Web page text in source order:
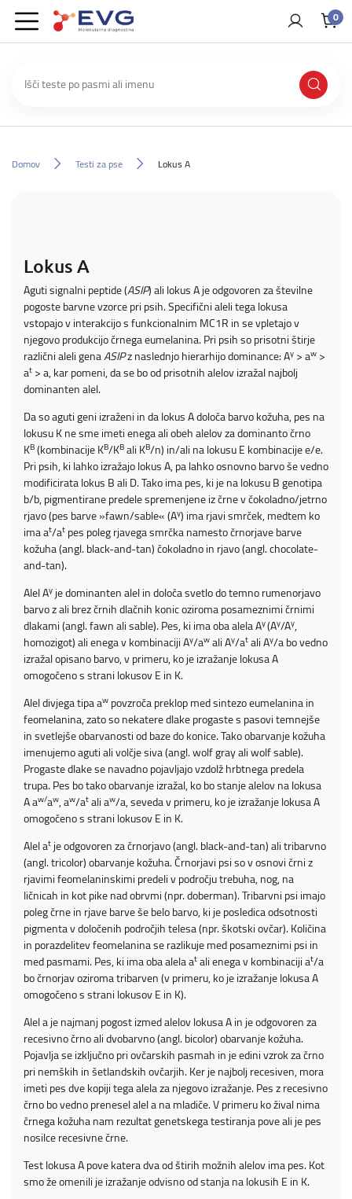
0
Domov Testi za pse Lokus A
Lokus A
Aguti signalni peptide (ASIP) ali lokus A je odgovoren za številne
pogoste barvne vzorce pri psih. Specifični aleli tega lokusa
vstopajo v interakcijo s funkcionalnim MC1R in se vpletajo v
njegovo produkcijo črnega eumelanina. Pri psih so prisotni štirje
različni aleli genaASIPz naslednjo hierarhijo dominance: Ay > aw >
at > a, kar pomeni, da se bo od prisotnih alelov izražal najbolj
dominanten alel.
Da so aguti geni izraženi in da lokus A določa barvo kožuha, pes na
lokusu K ne sme imeti enega ali obeh alelov za dominanto črno
KB(kombinacije KB/KBali KB/n) in/ali na lokusu E kombinacije e/e.
Pri psih, ki lahko izražajo lokus A, pa lahko osnovno barvo še vedno
modificirata lokus B ali D. Tako ima pes, ki je na lokusu B genotipa
b/b, pigmentirane predele spremenjene iz črne v čokoladno/jetrno
rjavo (pes barve »fawn/sable« (Ay) ima rjavi smrček, medtem ko
ima at/at pes poleg rjavega smrčka namesto črnorjave barve
kožuha (angl. black-and-tan) čokoladno in rjavo (angl. chocolate-
and-tan).
Alel Ayje dominanten alel in določa svetlo do temno rumenorjavo
barvo z ali brez črnih dlačnih konic oziroma posameznimi črnimi
dlakami (angl. fawn ali sable). Pes, ki ima oba alela Ay(Ay/Ay,
homozigot) ali enega v kombinaciji Ay/awali Ay/atali Ay/a bo vedno
izražal opisano barvo, v primeru, ko je izražanje lokusa A
omogočeno s strani lokusov E in K.
Alel divjega tipa aw povzroča preklop med sintezo eumelanina in
feomelanina, zato so nekatere dlake progaste s pasovi temnejše
in svetlejše obarvanosti od baze do konice. Tako obarvanje kožuha
imenujemo aguti ali volčje siva (angl. wolf gray ali wolf sable).
Progaste dlake se navadno pojavljajo vzdolž hrbtnega predela
trupa. Pes bo tako obarvanje izražal, ko bo stanje alelov na lokusa
A aw/aw, aw/atali aw/a, seveda v primeru, ko je izražanje lokusa A
omogočeno s strani lokusov E in K.
Alel atje odgovoren za črnorjavo (angl. black-and-tan) ali tribarvno
(angl. tricolor) obarvanje kožuha. Črnorjavi psi so v osnovi črni z
rjavimi feomelaninskimi predeli v področju trebuha, nog, na
ličnicah in kot pike nad obrvmi (npr. doberman). Tribarvni psi imajo
poleg črne in rjave barve še belo barvo, ki je posledica odsotnosti
pigmenta v določenih področjih telesa (npr. škotski ovčar). Količina
in porazdelitev feomelanina se razlikuje med posameznimi psi in
med pasmami. Pes, ki ima oba alela atali enega v kombinaciji at/a
bo črnorjav oziroma tribarven (v primeru, ko je izražanje lokusa A
omogočeno s strani lokusov E in K).
Alel a je najmanj pogost izmed alelov lokusa A in je odgovoren za
recesivno črno ali dvobarvno (angl. bicolor) obarvanje kožuha.
Pojavlja se izključno pri ovčarskih pasmah in je edini vzrok za črno
pri nemških in šetlandskih ovčarjih. Ker je najbolj recesiven, mora
imeti pes dve kopiji tega alela za njegovo izražanje. Pes z recesivno
črno bo vedno prenesel alel a na mladiče. V primeru ko žival nima
črnega kožuha nam rezultat genetskega testiranja pove ali je pes
nosilce recesivne črne.
Test lokusa A pove katera dva od štirih možnih alelov ima pes. Kot
smo že omenili je izražanje odvisno od stanja na lokusih E in K.